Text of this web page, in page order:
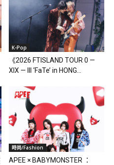
K-Pop
《2026 FTISLAND TOUR 0 —
XIX — III ‘FaTe’ in HONG...
時尚/Fashion
APEE × BABYMONSTER ：